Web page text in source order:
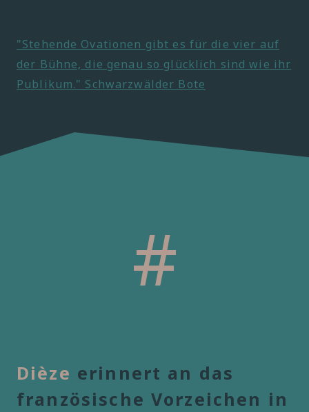
"Stehende Ovationen gibt es für die vier auf
der Bühne, die genau so glücklich sind wie ihr
Publikum." Schwarzwälder Bote
#
Dièze erinnert an das
französische Vorzeichen in